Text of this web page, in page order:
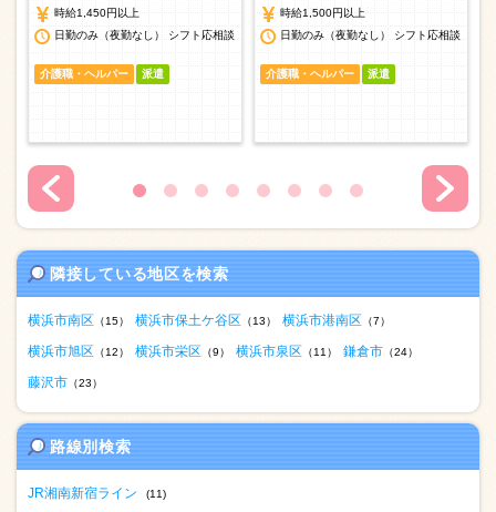
時給1,450円以上
日勤のみ（夜勤なし） シフト応相談
介護職・ヘルパー 派遣
時給1,500円以上
日勤のみ（夜勤なし） シフト応相談
介護職・ヘルパー 派遣
隣接している地区を検索
横浜市南区 （15） 横浜市保土ケ谷区 （13） 横浜市港南区 （7）
横浜市旭区 （12） 横浜市栄区 （9） 横浜市泉区 （11） 鎌倉市 （24）
藤沢市 （23）
路線別検索
JR湘南新宿ライン (11)